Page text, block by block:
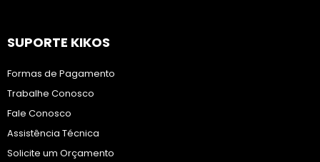
SUPORTE KIKOS
Formas de Pagamento
Trabalhe Conosco
Fale Conosco
Assistência Técnica
Solicite um Orçamento